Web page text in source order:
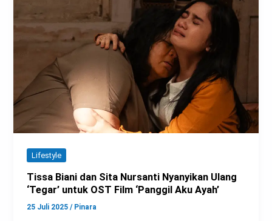
Lifestyle
Tissa Biani dan Sita Nursanti Nyanyikan Ulang
‘Tegar’ untuk OST Film ‘Panggil Aku Ayah’
25 Juli 2025/ Pinara